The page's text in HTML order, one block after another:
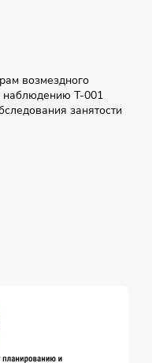
возмездного
наблюдению Т-001
занятости